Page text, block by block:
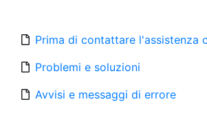
Prima di contattare l'assistenza
Problemi e soluzioni
Avvisi e messaggi di errore